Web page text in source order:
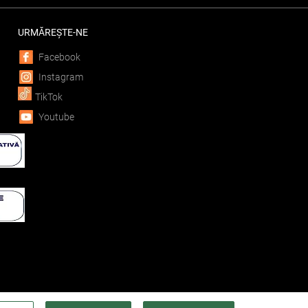
URMĂREȘTE-NE
Facebook
Instagram
TikTok
Youtube